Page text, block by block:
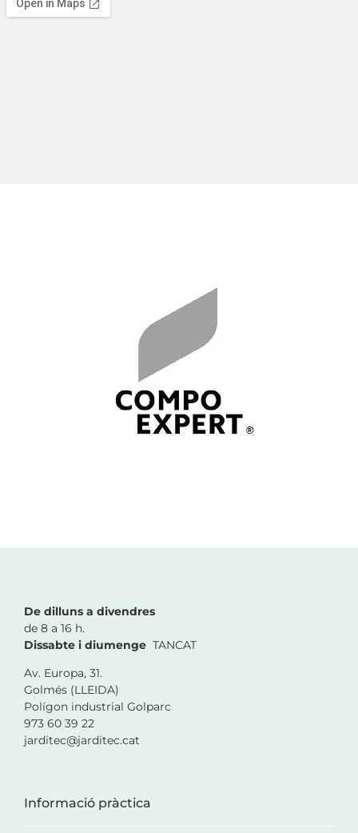
De dilluns a divendres
de 8 a 16 h.
Dissabte i diumenge TANCAT
Av. Europa, 31.
Golmés (LLEIDA)
Polígon industrial Golparc
973 60 39 22
jarditec@jarditec.cat
Informació pràctica